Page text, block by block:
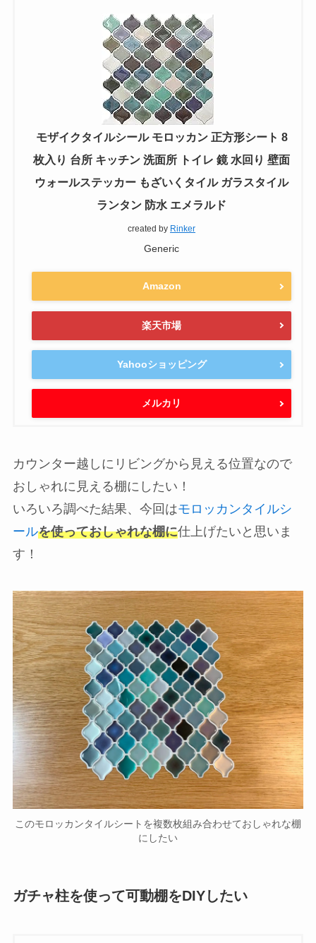
モザイクタイルシール モロッカン 正方形シート 8
枚入り 台所 キッチン 洗面所 トイレ 鏡 水回り 壁面
ウォールステッカー もざいくタイル ガラスタイル
ランタン 防水 エメラルド
created by Rinker
Generic
Amazon
楽天市場
Yahooショッピング
メルカリ
カウンター越しにリビングから見える位置なので
おしゃれに見える棚にしたい！
いろいろ調べた結果、今回はモロッカンタイルシ
ールを使っておしゃれな棚に仕上げたいと思いま
す！
このモロッカンタイルシートを複数枚組み合わせておしゃれな棚
にしたい
ガチャ柱を使って可動棚をDIYしたい